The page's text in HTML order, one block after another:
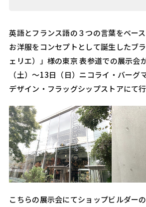
英語とフランス語の３つの言葉をベー
お洋服をコンセプトとして誕生したブ
ェリエ）」様の東京 表参道での展示会
（土）〜13日（日）ニコライ・バーグ
デザイン・フラッグシップストアにて行
こちらの展示会にてショップビルダー